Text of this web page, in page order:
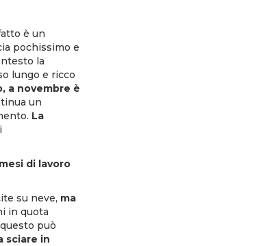
è un
pochissimo e
la
lungo e ricco
a novembre è
un
La
di lavoro
su neve, ma
in quota
può
sciare in